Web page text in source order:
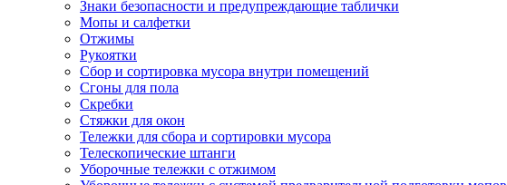
Знаки безопасности и предупреждающие таблички
Мопы и салфетки
Отжимы
Рукоятки
Сбор и сортировка мусора внутри помещений
Сгоны для пола
Скребки
Стяжки для окон
Тележки для сбора и сортировки мусора
Телескопические штанги
Уборочные тележки с отжимом